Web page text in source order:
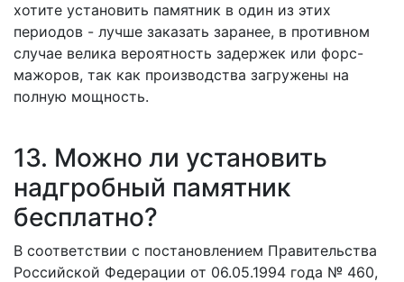
хотите установить памятник в один из этих
периодов - лучше заказать заранее, в противном
случае велика вероятность задержек или форс-
мажоров, так как производства загружены на
полную мощность.
13. Можно ли установить
надгробный памятник
бесплатно?
В соответствии с постановлением Правительства
Российской Федерации от 06.05.1994 года № 460,